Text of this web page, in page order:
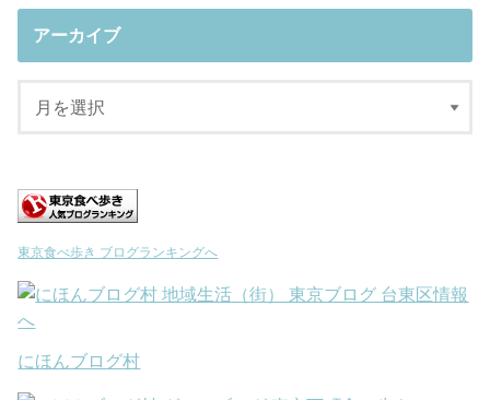
アーカイブ
東京食べ歩き ブログランキングへ
にほんブログ村